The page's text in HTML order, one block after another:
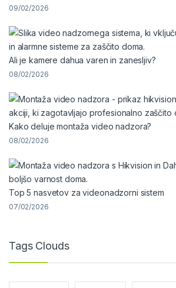
09/02/2026
Ali je kamere dahua varen in zanesljiv?
08/02/2026
Kako deluje montaža video nadzora?
08/02/2026
Top 5 nasvetov za videonadzorni sistem
07/02/2026
Tags Clouds